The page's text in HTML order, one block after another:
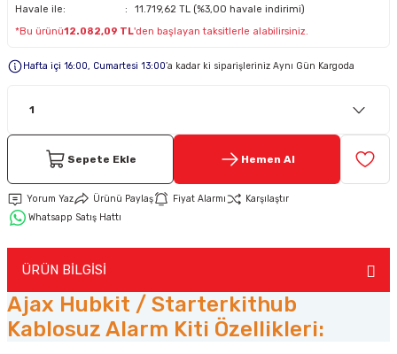
Havale ile:
11.719,62 TL (%3,00 havale indirimi)
*Bu ürünü12.082,09 TL'den başlayan taksitlerle alabilirsiniz.
Hafta içi 16:00, Cumartesi 13:00’a kadar ki siparişleriniz Aynı Gün Kargoda
Sepete Ekle Hemen Al
Yorum Yaz Ürünü Paylaş Fiyat Alarmı
Karşılaştır
Whatsapp Satış Hattı
ÜRÜN BİLGİSİ
Ajax Hubkit / Starterkithub
Kablosuz Alarm Kiti Özellikleri: